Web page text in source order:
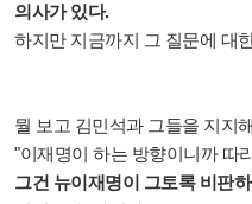
의사가 있다.
하지만 지금까지 그 질문에 대
뭘 보고 김민석과 그들을 지지
"이재명이 하는 방향이니까 따
그건 뉴이재명이 그토록 비판